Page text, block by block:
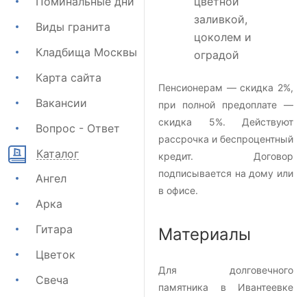
Виды гранита
Кладбища Москвы
Карта сайта
Вакансии
Вопрос - Ответ
Каталог
Ангел
Арка
Гитара
Цветок
Свеча
заливкой,
цоколем и
оградой
Пенсионерам — скидка 2%,
при полной предоплате —
скидка 5%. Действуют
рассрочка и беспроцентный
кредит. Договор
подписывается на дому или
в офисе.
Материалы
Для долговечного
памятника в Ивантеевке